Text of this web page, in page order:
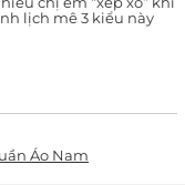
lịch mê 3 kiểu này
Áo Nam